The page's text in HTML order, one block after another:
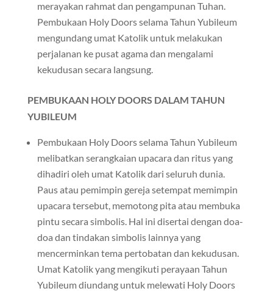
merayakan rahmat dan pengampunan Tuhan.
Pembukaan Holy Doors selama Tahun Yubileum
mengundang umat Katolik untuk melakukan
perjalanan ke pusat agama dan mengalami
kekudusan secara langsung.
PEMBUKAAN HOLY DOORS DALAM TAHUN
YUBILEUM
Pembukaan Holy Doors selama Tahun Yubileum
melibatkan serangkaian upacara dan ritus yang
dihadiri oleh umat Katolik dari seluruh dunia.
Paus atau pemimpin gereja setempat memimpin
upacara tersebut, memotong pita atau membuka
pintu secara simbolis. Hal ini disertai dengan doa-
doa dan tindakan simbolis lainnya yang
mencerminkan tema pertobatan dan kekudusan.
Umat Katolik yang mengikuti perayaan Tahun
Yubileum diundang untuk melewati Holy Doors